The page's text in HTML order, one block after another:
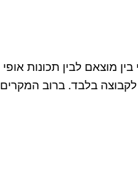
מוצאם לבין תכונות
לקבוצה בלבד. ברוב